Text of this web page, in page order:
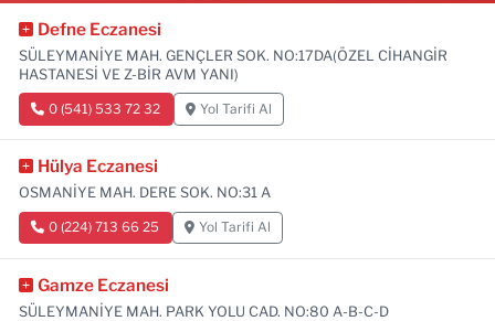
Defne Eczanesi
SÜLEYMANİYE MAH. GENÇLER SOK. NO:17DA(ÖZEL CİHANGİR
HASTANESİ VE Z-BİR AVM YANI)
0 (541) 533 72 32 Yol Tarifi Al
Hülya Eczanesi
OSMANİYE MAH. DERE SOK. NO:31 A
0 (224) 713 66 25 Yol Tarifi Al
Gamze Eczanesi
SÜLEYMANİYE MAH. PARK YOLU CAD. NO:80 A-B-C-D